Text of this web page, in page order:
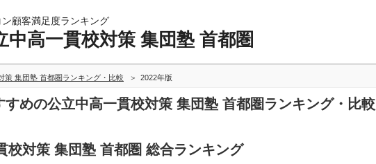
ン顧客満足度ランキング
中高一貫校対策 集団塾 首都圏
策 集団塾 首都圏ランキング・比較 2022年版
すめの公立中高一貫校対策 集団塾 首都圏ランキング・比較
校対策 集団塾 首都圏 総合ランキング